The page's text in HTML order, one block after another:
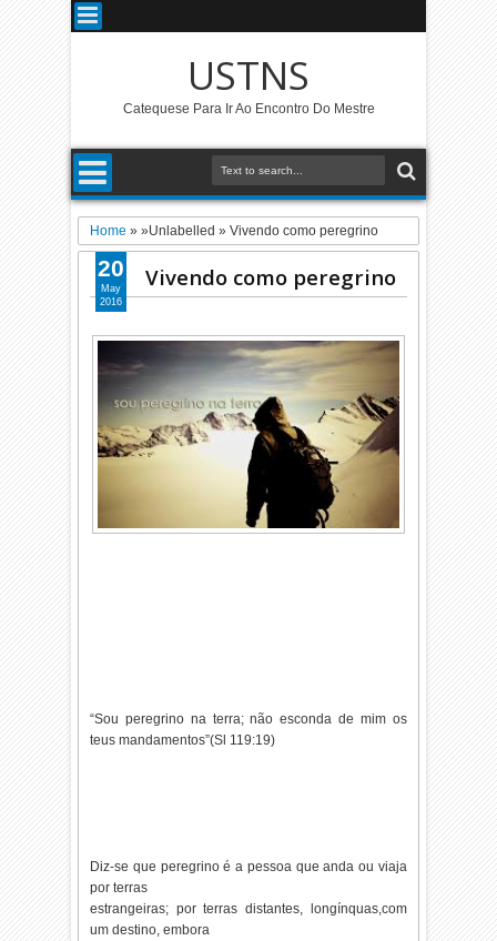
USTNS
Catequese Para Ir Ao Encontro Do Mestre
Home » »Unlabelled »Vivendo como peregrino
Vivendo como peregrino
“Sou peregrino na terra; não esconda de mim os
teus mandamentos”(Sl 119:19)
Diz-se que peregrino é a pessoa que anda ou viaja
por terras
estrangeiras; por terras distantes, longínquas,com
um destino, embora
20
May
2016